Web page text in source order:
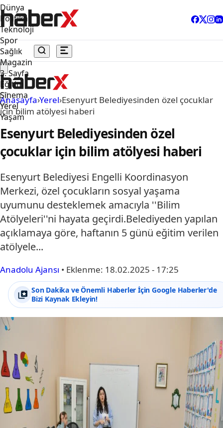
Dünya
Politika
Teknoloji
Spor
Sağlık
Magazin
3. Sayfa
Eğitim
Sinema
Yerel
Yaşam
Anasayfa›Yerel›Esenyurt Belediyesinden özel çocuklar
için bilim atölyesi haberi
Esenyurt Belediyesinden özel
çocuklar için bilim atölyesi haberi
Esenyurt Belediyesi Engelli Koordinasyon
Merkezi, özel çocukların sosyal yaşama
uyumunu desteklemek amacıyla ''Bilim
Atölyeleri''ni hayata geçirdi.Belediyeden yapılan
açıklamaya göre, haftanın 5 günü eğitim verilen
atölyele...
Anadolu Ajansı • Eklenme: 18.02.2025 - 17:25
Son Dakika ve Önemli Haberler İçin Google Haberler'de
Bizi Kaynak Ekleyin!